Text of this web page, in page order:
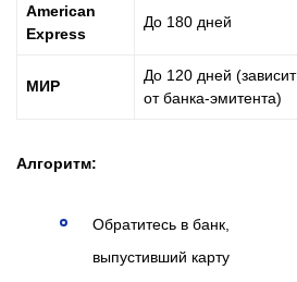
American
Express
До 180 дней
МИР
До 120 дней (зависит
от банка-эмитента)
Алгоритм:
Обратитесь в банк,
выпустивший карту